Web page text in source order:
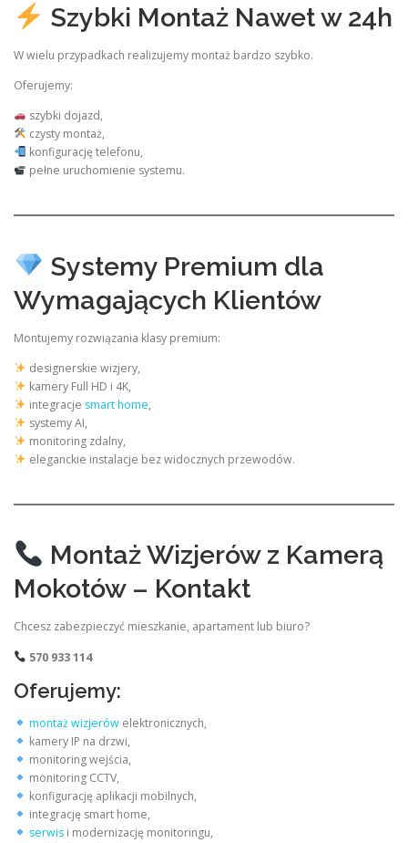
Szybki Montaż Nawet w 24h
W wielu przypadkach realizujemy montaż bardzo szybko.
Oferujemy:
szybki dojazd,
czysty montaż,
konfigurację telefonu,
pełne uruchomienie systemu.
Systemy Premium dla
Wymagających Klientów
Montujemy rozwiązania klasy premium:
designerskie wizjery,
kamery Full HD i 4K,
integracje smart home,
systemy AI,
monitoring zdalny,
eleganckie instalacje bez widocznych przewodów.
Montaż Wizjerów z Kamerą
Mokotów – Kontakt
Chcesz zabezpieczyć mieszkanie, apartament lub biuro?
570 933 114
Oferujemy:
montaż wizjerówelektronicznych,
kamery IP na drzwi,
monitoring wejścia,
monitoring CCTV,
konfigurację aplikacji mobilnych,
integrację smart home,
serwisi modernizację monitoringu,